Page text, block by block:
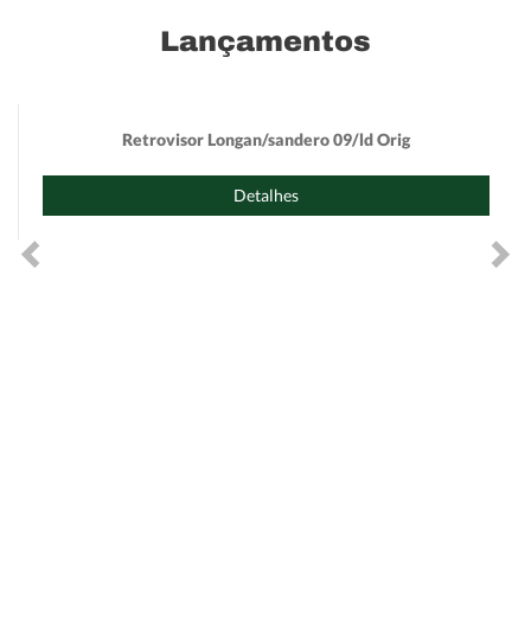
Lançamentos
Retrovisor Longan/sandero 09/ld Orig
Detalhes